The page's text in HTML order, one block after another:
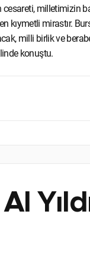
milletimizin
kıymetli mirastır.
milli birlik ve
konuştu.